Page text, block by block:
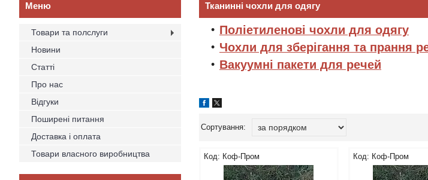
Тканинні чохли для одягу
Поліетиленові чохли для одягу
Чохли для зберігання та прання
Вакуумні пакети для речей
Коф-Пром Коф-Пром
Товари та полслуги
Новини
Статті
Про нас
Відгуки
Поширені питання
Доставка і оплата
Товари власного виробництва